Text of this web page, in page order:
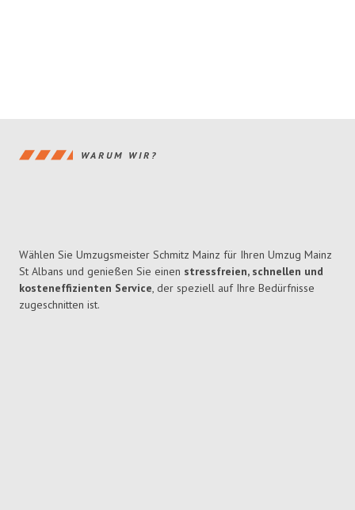
WARUM WIR?
Wählen Sie Umzugsmeister Schmitz Mainz für Ihren Umzug Mainz
St Albans und genießen Sie einen stressfreien, schnellen und
kosteneffizienten Service, der speziell auf Ihre Bedürfnisse
zugeschnitten ist.